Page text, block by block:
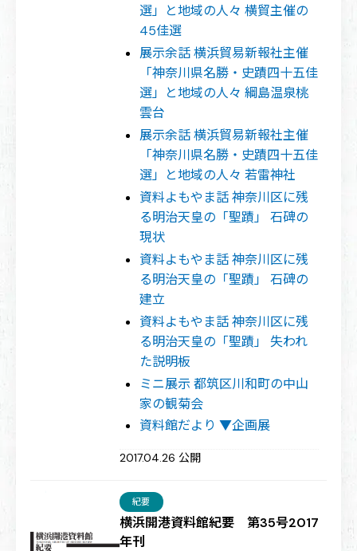
選」と地域の人々 横貿主催の
45佳選
展示余話 横浜貿易新報社主催
「神奈川県名勝・史蹟四十五佳
選」と地域の人々 綱島温泉桃
雲台
展示余話 横浜貿易新報社主催
「神奈川県名勝・史蹟四十五佳
選」と地域の人々 若雷神社
資料よもやま話 神奈川区に残
る明治天皇の「聖蹟」 石碑の
現状
資料よもやま話 神奈川区に残
る明治天皇の「聖蹟」 石碑の
建立
資料よもやま話 神奈川区に残
る明治天皇の「聖蹟」 失われ
た説明板
ミニ展示 都筑区川和町の中山
家の観菊会
資料館だより ▼企画展
2017.04.26 公開
横浜開港資料館紀要 第35号2017
年刊
紀要